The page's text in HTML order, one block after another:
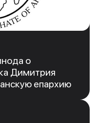
о
Димитрия
епархию